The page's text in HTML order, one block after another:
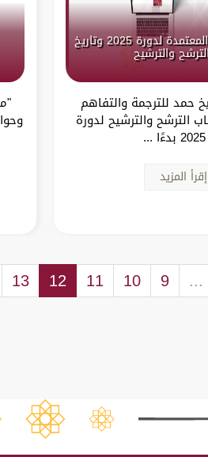
الإعلان عن اللغات المعتمدة لدورة 2025 وتاريخ
والترشيح
حمد للترجمة والتفاهم
الترشح والترشيح لدورة
إقرأ المزيد
...
9
10
11
12
13